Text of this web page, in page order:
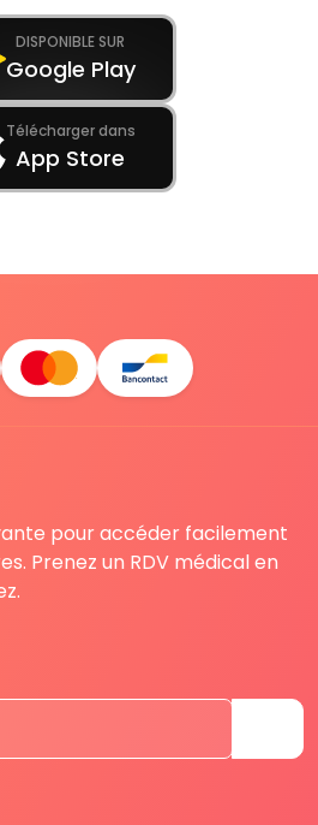
DISPONIBLE SUR
Google Play
Télécharger dans
App Store
pour accéder facilement
Prenez un RDV médical en